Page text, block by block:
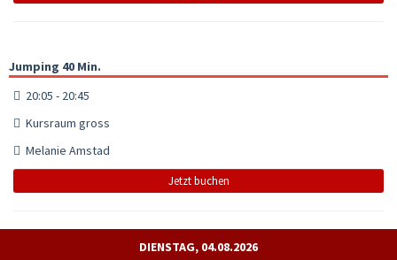
Jumping 40 Min.
20:05 - 20:45
Kursraum gross
Melanie Amstad
Jetzt buchen
DIENSTAG, 04.08.2026